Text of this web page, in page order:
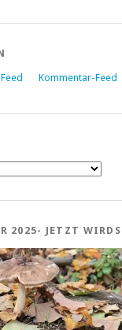
Kommentar-Feed
2025- JETZT